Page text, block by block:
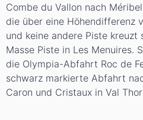
Combe du Vallon nach
die über eine Höhendifferenz
und keine andere Piste kreuzt
Masse Piste in Les Menuires.
die Olympia-Abfahrt Roc de
schwarz markierte Abfahrt
Caron und Cristaux in Val